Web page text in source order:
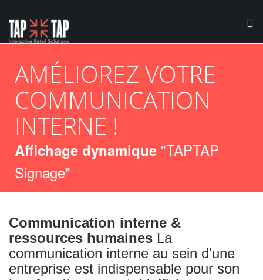
Skip
main
contentAMÉLIOREZ VOTRE
COMMUNICATION
INTERNE !
Affichage dynamique "TAPTAP
Signage"
Communication interne &
ressources humaines La
communication interne au sein d'une
entreprise est indispensable pour son